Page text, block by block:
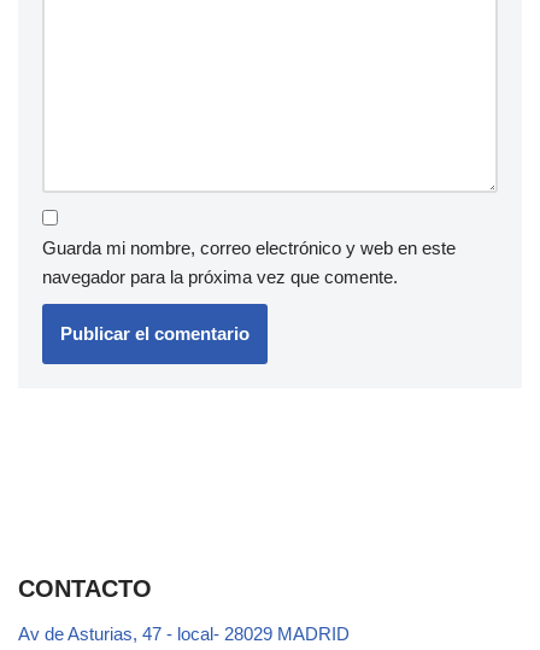
Guarda mi nombre, correo electrónico y web en este
navegador para la próxima vez que comente.
CONTACTO
Av de Asturias, 47 - local- 28029 MADRID